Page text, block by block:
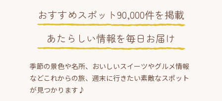
おすすめスポット90,000件を掲載
あたらしい情報を毎日お届け
季節の景色や名所、おいしいスイーツやグルメ情報
などこれからの旅、週末に行きたい素敵なスポット
が見つかります♪